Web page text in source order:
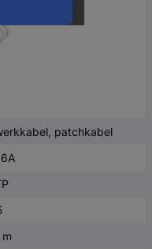
patchkabel